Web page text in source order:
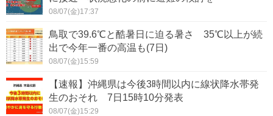
08/07(金)17:37
鳥取で39.6℃と酷暑日に迫る暑さ 35℃以上が続
出で今年一番の高温も(7日)
08/07(金)15:59
【速報】沖縄県は今後3時間以内に線状降水帯発
生のおそれ 7日15時10分発表
08/07(金)15:29